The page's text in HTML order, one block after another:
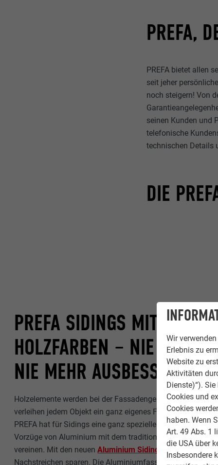
Wir
Erlebnis zu
Website zu
Aktivitäten
Dienste)“).
Cookies und
Cookies
haben. Wenn
Art. 49 Abs. 1
die USA über
Insbesondere
PREFA,
PREFA bietet allen
seit jeher
noch steigern! Von
seinen Kunden und
telefonische
technischen Details
DIE
PREFA SIDINGS MIT NEUEN
HOLZFARBEN – NIE MEHR
NIE MEHR AUSBESSERN
Holzelemente werden bei der Fassadengestaltung gerne
verleihen jedem Objekt ein ganz eigenes Flair. Doch Holz
PREFA hat für Sidings eine ganz spezielle Holzoptik
Vorzüge von Aluminium mit dem traditionellen Design
vereinen. Mit den neuenAluminium Sidings in Holzoptik
Nachstreichen sparen. Die Aluminiumfassade ist